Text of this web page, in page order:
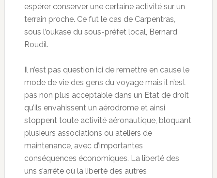
espérer conserver une certaine activité sur un
terrain proche. Ce fut le cas de Carpentras,
sous l’oukase du sous-préfet local, Bernard
Roudil.
Il n’est pas question ici de remettre en cause le
mode de vie des gens du voyage mais il n’est
pas non plus acceptable dans un Etat de droit
qu’ils envahissent un aérodrome et ainsi
stoppent toute activité aéronautique, bloquant
plusieurs associations ou ateliers de
maintenance, avec d’importantes
conséquences économiques. La liberté des
uns s’arrête où la liberté des autres